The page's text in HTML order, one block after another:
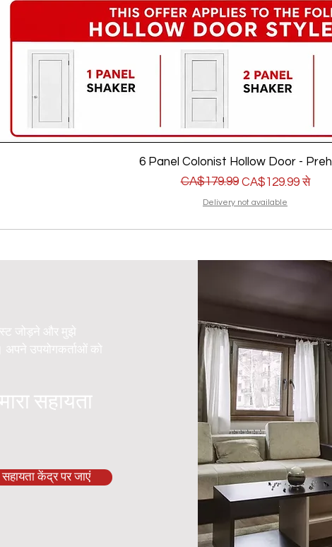
6 Panel Colonist Hollow Door -
नियमित मूल्य
CA$179.99 CA$129.99से
बिक्री मूल्य
Delivery not available
जोड़ने और मुझे
उपयोगकर्ताओं को
सहायता
सहायता केंद्र पर जाएं